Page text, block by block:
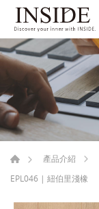
產品介紹
EPL046 | 紐伯里淺橡